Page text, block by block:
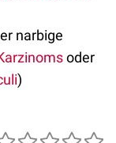
narbige
oder
)